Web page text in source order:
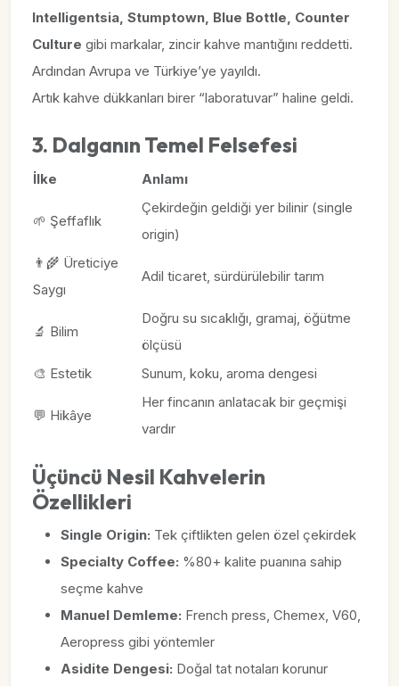
Intelligentsia, Stumptown, Blue Bottle, Counter
Culture gibi markalar, zincir kahve mantığını reddetti.
Ardından Avrupa ve Türkiye’ye yayıldı.
Artık kahve dükkanları birer “laboratuvar” haline geldi.
3. Dalganın Temel Felsefesi
İlke Anlamı
🌱 Şeffaflık
Çekirdeğin geldiği yer bilinir (single
origin)
👨‍🌾 Üreticiye
Saygı
Adil ticaret, sürdürülebilir tarım
🔬 Bilim
Doğru su sıcaklığı, gramaj, öğütme
ölçüsü
🎨 Estetik
Sunum, koku, aroma dengesi
💬 Hikâye
Her fincanın anlatacak bir geçmişi
vardır
Üçüncü Nesil Kahvelerin
Özellikleri
Single Origin: Tek çiftlikten gelen özel çekirdek
Specialty Coffee: %80+ kalite puanına sahip
seçme kahve
Manuel Demleme: French press, Chemex, V60,
Aeropress gibi yöntemler
Asidite Dengesi: Doğal tat notaları korunur